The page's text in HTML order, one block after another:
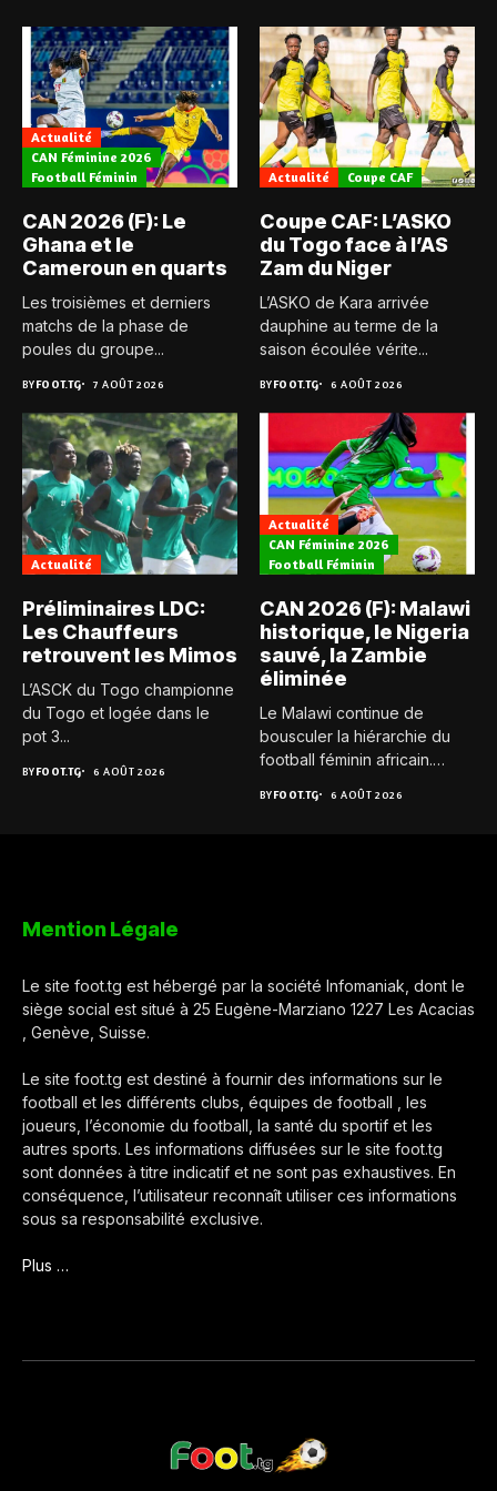
Actualité
CAN Féminine 2026
Football Féminin
CAN 2026 (F): Le
Ghana et le
Cameroun en quarts
Les troisièmes et derniers
matchs de la phase de
poules du groupe...
BYFOOT.TG 7 AOÛT 2026
Actualité Coupe CAF
Coupe CAF: L’ASKO
du Togo face à l’AS
Zam du Niger
L’ASKO de Kara arrivée
dauphine au terme de la
saison écoulée vérite...
BYFOOT.TG 6 AOÛT 2026
Actualité
Préliminaires LDC:
Les Chauffeurs
retrouvent les Mimos
L’ASCK du Togo championne
du Togo et logée dans le
pot 3...
BYFOOT.TG 6 AOÛT 2026
Actualité
CAN Féminine 2026
Football Féminin
CAN 2026 (F): Malawi
historique, le Nigeria
sauvé, la Zambie
éliminée
Le Malawi continue de
bousculer la hiérarchie du
football féminin africain.
BYFOOT.TG 6 AOÛT 2026
Mention Légale
Le site foot.tg est hébergé par la société Infomaniak, dont le
siège social est situé à 25 Eugène-Marziano 1227 Les Acacias
, Genève, Suisse.
Le site foot.tg est destiné à fournir des informations sur le
football et les différents clubs, équipes de football , les
joueurs, l’économie du football, la santé du sportif et les
autres sports. Les informations diffusées sur le site foot.tg
sont données à titre indicatif et ne sont pas exhaustives. En
conséquence, l’utilisateur reconnaît utiliser ces informations
sous sa responsabilité exclusive.
Plus …